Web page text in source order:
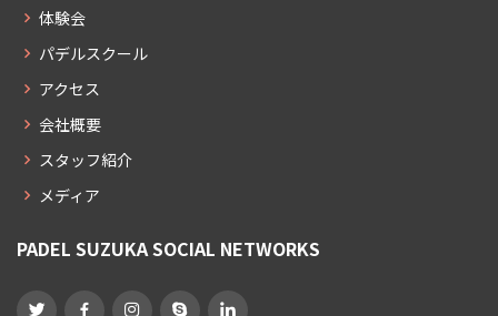
体験会
パデルスクール
アクセス
会社概要
スタッフ紹介
メディア
PADEL SUZUKA SOCIAL NETWORKS